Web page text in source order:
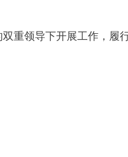
重领导下开展工作，履